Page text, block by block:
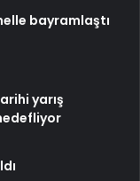
bayramlaştı
yarış